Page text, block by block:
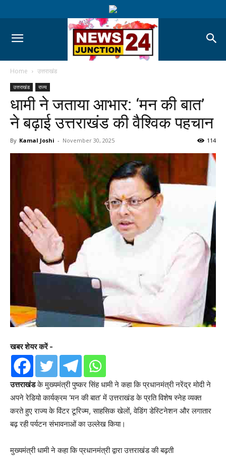
Home उत्तराखंड
उत्तराखंड राज्य
धामी ने जताया आभार: ‘मन की बात’
ने बढ़ाई उत्तराखंड की वैश्विक पहचान
By Kamal Joshi - November 30, 2025 114
खबर शेयर करें -
उत्तराखंडके मुख्यमंत्री पुष्कर सिंह धामी ने कहा कि प्रधानमंत्री नरेंद्र मोदी ने
अपने रेडियो कार्यक्रम ‘मन की बात’ में उत्तराखंड के प्रति विशेष स्नेह व्यक्त
करते हुए राज्य के विंटर टूरिज्म, साहसिक खेलों, वेडिंग डेस्टिनेशन और लगातार
बढ़ रही पर्यटन संभावनाओं का उल्लेख किया।
मुख्यमंत्री धामी ने कहा कि प्रधानमंत्री द्वारा उत्तराखंड की बढ़ती